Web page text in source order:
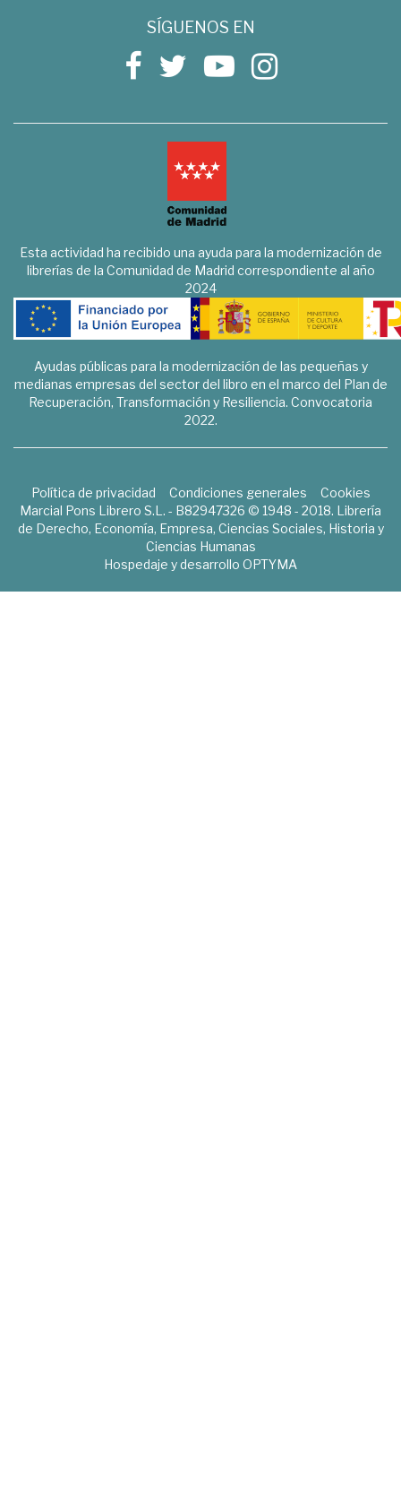
SÍGUENOS EN
Esta actividad ha recibido una ayuda para la modernización de
librerías de la Comunidad de Madrid correspondiente al año
2024
Ayudas públicas para la modernización de las pequeñas y
medianas empresas del sector del libro en el marco del Plan de
Recuperación, Transformación y Resiliencia. Convocatoria
2022.
Política de privacidad Condiciones generales
Cookies
Marcial Pons Librero S.L. - B82947326 © 1948 - 2018. Librería
de Derecho, Economía, Empresa, Ciencias Sociales, Historia y
Ciencias Humanas
Hospedaje y desarrollo OPTYMA